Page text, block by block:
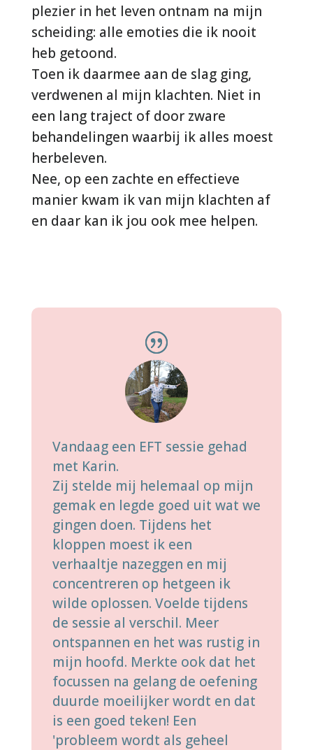
plezier in het leven ontnam na mijn
scheiding: alle emoties die ik nooit
heb getoond.
Toen ik daarmee aan de slag ging,
verdwenen al mijn klachten. Niet in
een lang traject of door zware
behandelingen waarbij ik alles moest
herbeleven.
Nee, op een zachte en effectieve
manier kwam ik van mijn klachten af
en daar kan ik jou ook mee helpen.
Vandaag een EFT sessie gehad
met Karin.
Zij stelde mij helemaal op mijn
gemak en legde goed uit wat we
gingen doen. Tijdens het
kloppen moest ik een
verhaaltje nazeggen en mij
concentreren op hetgeen ik
wilde oplossen. Voelde tijdens
de sessie al verschil. Meer
ontspannen en het was rustig in
mijn hoofd. Merkte ook dat het
focussen na gelang de oefening
duurde moeilijker wordt en dat
is een goed teken! Een
'probleem wordt als geheel